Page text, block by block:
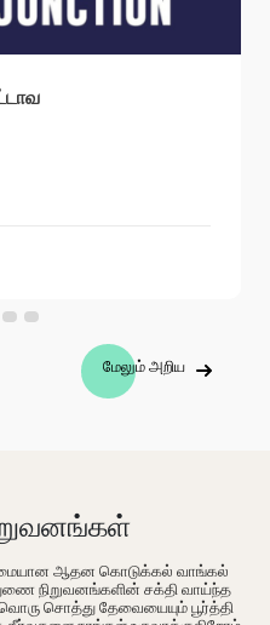
மேலும் அறிய
ஆதன கொடுக்கல் வாங்கல்
நிறுவனங்களின் சக்தி வாய்ந்த
சொத்து தேவையையும் பூர்த்தி